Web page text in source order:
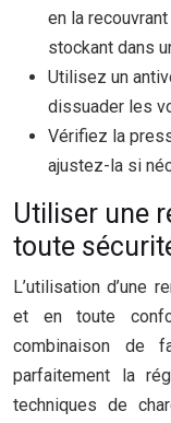
en la
stockant dans
Utilisez un
dissuader les
Vérifiez la
ajustez-la si
Utiliser une
toute
L’utilisation d’une
et en toute
combinaison de
parfaitement la
techniques de